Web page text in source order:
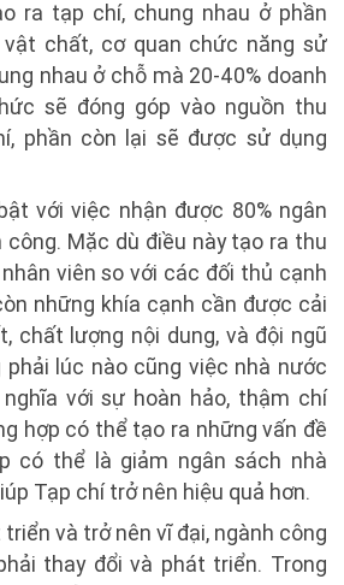
ra tạp chí, chung nhau ở phần
chất, cơ quan chức năng sử
nhau ở chỗ mà 20-40% doanh
sẽ đóng góp vào nguồn thu
phần còn lại sẽ được sử dụng
với việc nhận được 80% ngân
Mặc dù điều này tạo ra thu
viên so với các đối thủ cạnh
những khía cạnh cần được cải
chất lượng nội dung, và đội ngũ
phải lúc nào cũng việc nhà nước
với sự hoàn hảo, thậm chí
hợp có thể tạo ra những vấn đề
có thể là giảm ngân sách nhà
Tạp chí trở nên hiệu quả hơn.
và trở nên vĩ đại, ngành công
thay đổi và phát triển. Trong